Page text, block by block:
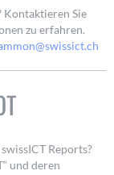
Kontaktieren Sie
zu erfahren.
Reports?
und deren